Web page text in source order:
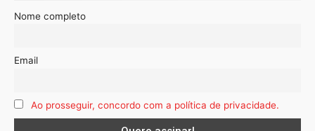
Nome completo
Email
Ao prosseguir, concordo com a política de privacidade.